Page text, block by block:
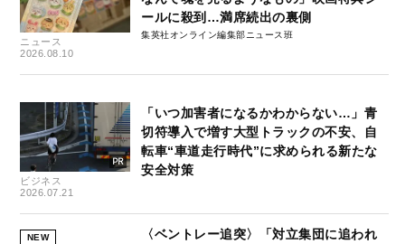
ニュース
2026.08.10
ールに殺到…満席続出の裏側
集英社オンライン編集部ニュース班
ビジネス
2026.07.21
「いつ加害者になるかわからない…」青
切符導入で増す大型トラックの不安、自
転車“車道走行時代”に求められる新たな
安全対策
NEW
〈ベントレー追突〉「対立集団に追われ